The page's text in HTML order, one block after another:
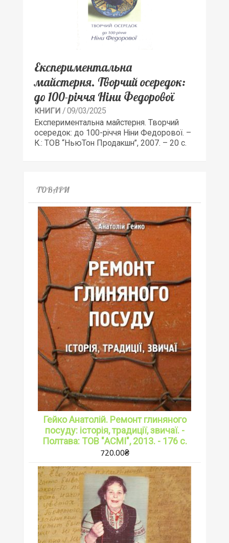
Експериментальна
майстерня. Творчий осередок:
до 100-річчя Ніни Федорової
КНИГИ / 09/03/2025
Експериментальна майстерня. Творчий
осередок: до 100-річчя Ніни Федорової. –
К.: ТОВ “НьюТон Продакшн”, 2007. – 20 с.
ТОВАРИ
Гейко Анатолій. Ремонт глиняного
посуду: історія, традиції, звичаї. -
Полтава: ТОВ "АСМІ", 2013. - 176 с.
720.00₴